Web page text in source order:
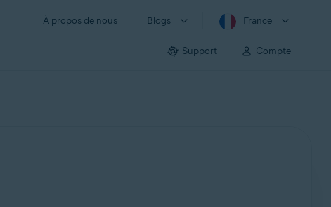
À propos de nous Blogs France
Support Compte